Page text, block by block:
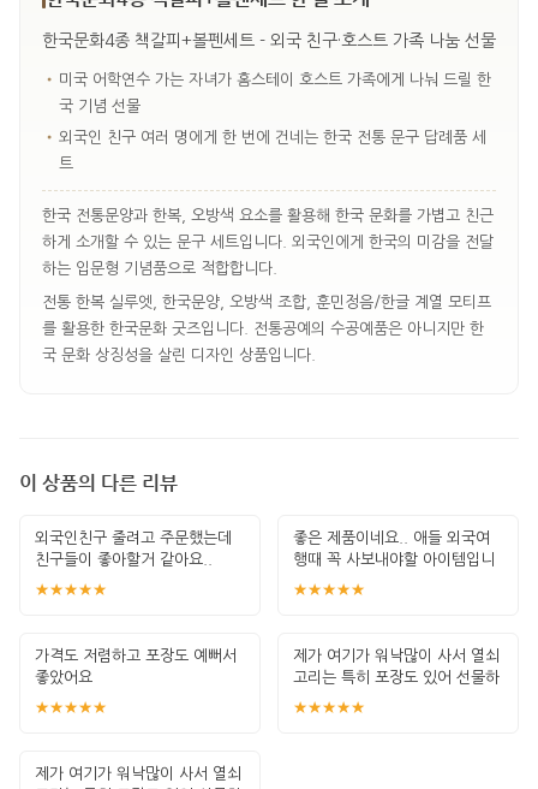
한국문화4종 책갈피+볼펜세트 - 외국 친구·호스트 가족 나눔 선물
• 미국 어학연수 가는 자녀가 홈스테이 호스트 가족에게 나눠 드릴 한
국 기념 선물
• 외국인 친구 여러 명에게 한 번에 건네는 한국 전통 문구 답례품 세
트
한국 전통문양과 한복, 오방색 요소를 활용해 한국 문화를 가볍고 친근
하게 소개할 수 있는 문구 세트입니다. 외국인에게 한국의 미감을 전달
하는 입문형 기념품으로 적합합니다.
전통 한복 실루엣, 한국문양, 오방색 조합, 훈민정음/한글 계열 모티프
를 활용한 한국문화 굿즈입니다. 전통공예의 수공예품은 아니지만 한
국 문화 상징성을 살린 디자인 상품입니다.
이 상품의 다른 리뷰
외국인친구 줄려고 주문했는데
친구들이 좋아할거 같아요..
★★★★★
좋은 제품이네요.. 애들 외국여
행때 꼭 사보내야할 아이템입니
다. 잘 썻습
★★★★★
가격도 저렴하고 포장도 예뻐서
좋았어요
★★★★★
제가 여기가 워낙많이 사서 열쇠
고리는 특히 포장도 있어 선물하
기 좋고 퀄
★★★★★
제가 여기가 워낙많이 사서 열쇠